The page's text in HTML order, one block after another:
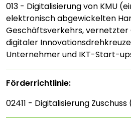
013 - Digitalisierung von KMU
elektronisch abgewickelten
Geschäftsverkehrs, vernetzter
digitaler
Unternehmer und IKT-Start-
Förderrichtlinie:
02411 - Digitalisierung Zuschuss